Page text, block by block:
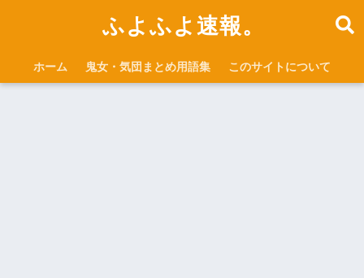
ふよふよ速報。
ホーム 鬼女・気団まとめ用語集 このサイトについて